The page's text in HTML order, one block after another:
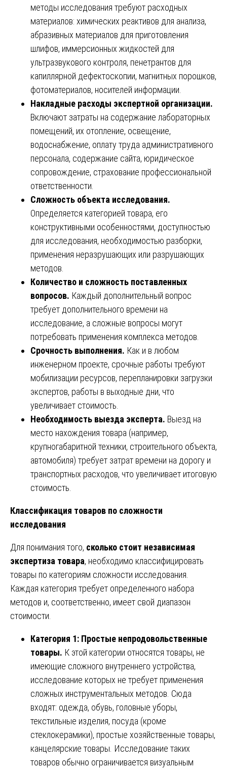
методы исследования требуют расходных
материалов: химических реактивов для анализа,
абразивных материалов для приготовления
шлифов, иммерсионных жидкостей для
ультразвукового контроля, пенетрантов для
капиллярной дефектоскопии, магнитных порошков,
фотоматериалов, носителей информации.
Накладные расходы экспертной организации.
Включают затраты на содержание лабораторных
помещений, их отопление, освещение,
водоснабжение, оплату труда административного
персонала, содержание сайта, юридическое
сопровождение, страхование профессиональной
ответственности.
Сложность объекта исследования.
Определяется категорией товара, его
конструктивными особенностями, доступностью
для исследования, необходимостью разборки,
применения неразрушающих или разрушающих
методов.
Количество и сложность поставленных
вопросов. Каждый дополнительный вопрос
требует дополнительного времени на
исследование, а сложные вопросы могут
потребовать применения комплекса методов.
Срочность выполнения. Как и в любом
инженерном проекте, срочные работы требуют
мобилизации ресурсов, перепланировки загрузки
экспертов, работы в выходные дни, что
увеличивает стоимость.
Необходимость выезда эксперта. Выезд на
место нахождения товара (например,
крупногабаритной техники, строительного объекта,
автомобиля) требует затрат времени на дорогу и
транспортных расходов, что увеличивает итоговую
стоимость.
Классификация товаров по сложности
исследования
Для понимания того, сколько стоит независимая
экспертиза товара, необходимо классифицировать
товары по категориям сложности исследования.
Каждая категория требует определенного набора
методов и, соответственно, имеет свой диапазон
стоимости.
Категория 1: Простые непродовольственные
товары. К этой категории относятся товары, не
имеющие сложного внутреннего устройства,
исследование которых не требует применения
сложных инструментальных методов. Сюда
входят: одежда, обувь, головные уборы,
текстильные изделия, посуда (кроме
стеклокерамики), простые хозяйственные товары,
канцелярские товары. Исследование таких
товаров обычно ограничивается визуальным